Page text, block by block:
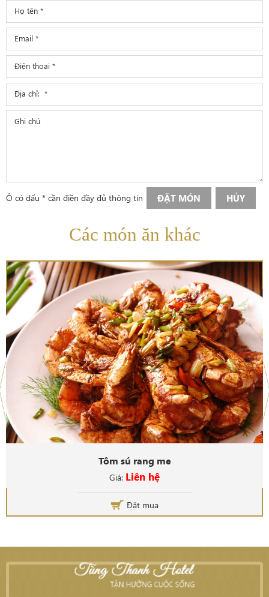
Ô có dấu * cần điền đầy đủ thông tin ĐẶT MÓN HỦY
Các món ăn khác
Tôm sú rang me
Giá: Liên hệ
Đặt mua